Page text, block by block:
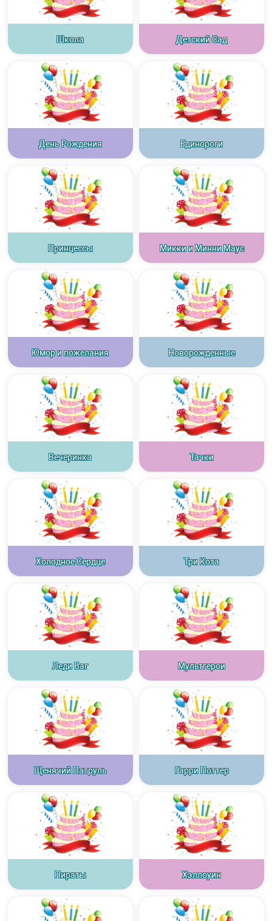
Школа Детский Сад
День Рождения Единороги
Принцессы Микки и Минни Маус
Юмор и пожелания Новорожденные
Вечеринка Тачки
Холодное Сердце Три Кота
Леди Баг Мультгерои
Щенячий Патруль Гарри Поттер
Пираты Хэллоуин